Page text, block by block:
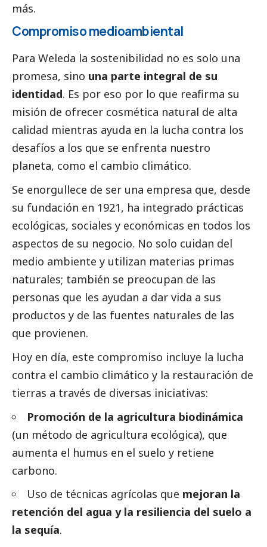
más.
Compromiso medioambiental
Para Weleda la sostenibilidad no es solo una
promesa, sino una parte integral de su
identidad. Es por eso por lo que reafirma su
misión de ofrecer cosmética natural de alta
calidad mientras ayuda en la lucha contra los
desafíos a los que se enfrenta nuestro
planeta, como el cambio climático.
Se enorgullece de ser una empresa que, desde
su fundación en 1921, ha integrado prácticas
ecológicas, sociales y económicas en todos los
aspectos de su negocio. No solo cuidan del
medio ambiente y utilizan materias primas
naturales; también se preocupan de las
personas que les ayudan a dar vida a sus
productos y de las fuentes naturales de las
que provienen.
Hoy en día, este compromiso incluye la lucha
contra el cambio climático y la restauración de
tierras a través de diversas iniciativas:
Promoción de la agricultura biodinámica
(un método de agricultura ecológica), que
aumenta el humus en el suelo y retiene
carbono.
Uso de técnicas agrícolas que mejoran la
retención del agua y la resiliencia del suelo a
la sequía.